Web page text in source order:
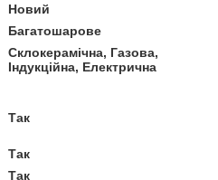
Новий
Багатошарове
Склокерамічна, Газова,
Індукційна, Електрична
Так
Так
Так